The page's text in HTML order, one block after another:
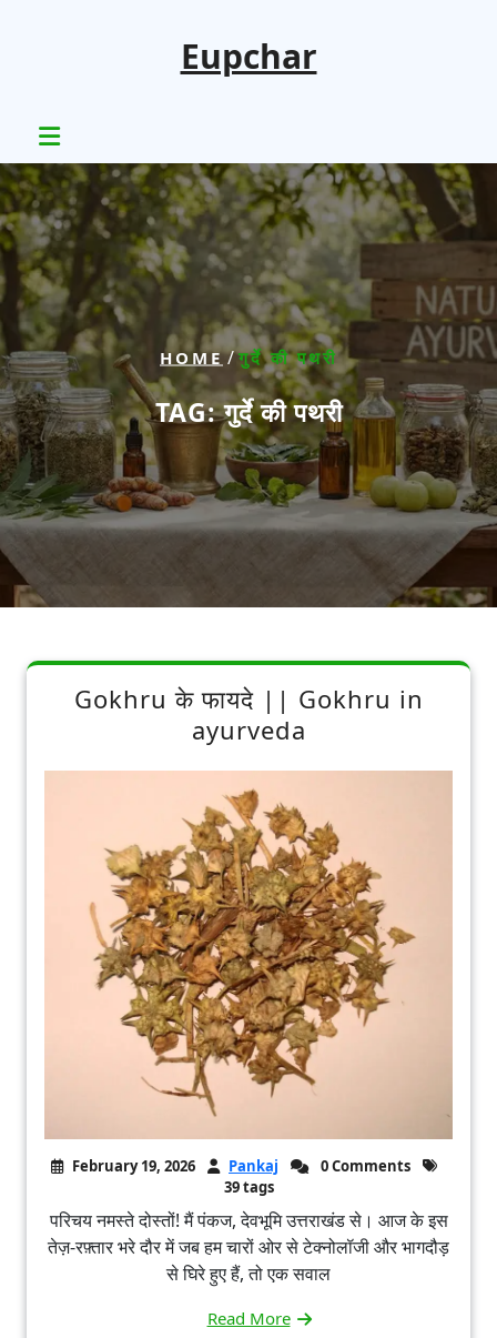
Eupchar
HOME/गुर्दे की पथरी
TAG:गुर्दे की पथरी
Gokhru के फायदे || Gokhru in
ayurveda
February 19, 2026 Pankaj
0 Comments
39 tags
परिचय नमस्ते दोस्तों! मैं पंकज, देवभूमि उत्तराखंड से। आज के इस
तेज़-रफ़्तार भरे दौर में जब हम चारों ओर से टेक्नोलॉजी और भागदौड़
से घिरे हुए हैं, तो एक सवाल
Read More